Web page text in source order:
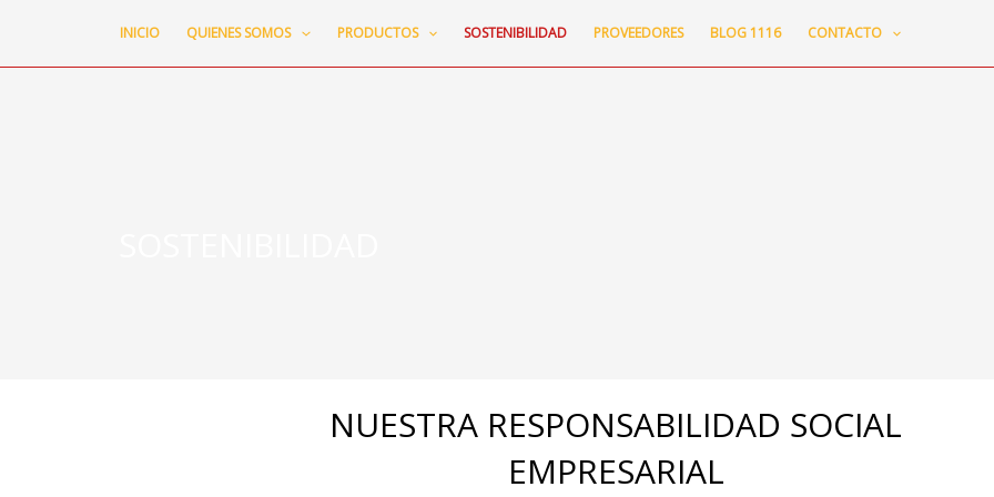
INICIO QUIENES SOMOS PRODUCTOS SOSTENIBILIDAD PROVEEDORES BLOG 1116 CONTACTO
NUESTRA RESPONSABILIDAD SOCIAL
EMPRESARIAL